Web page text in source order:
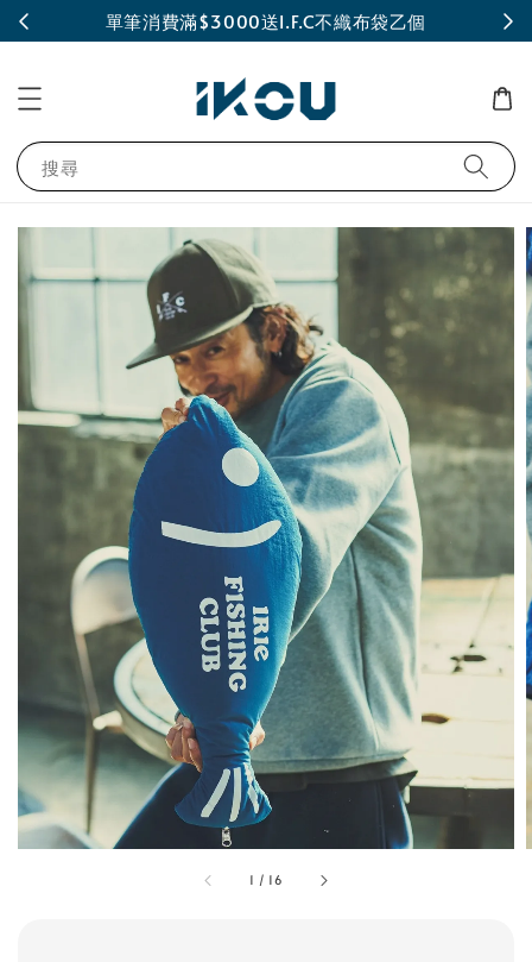
單筆消費滿$3000送I.F.C不織布袋乙個
搜尋
1 / 16